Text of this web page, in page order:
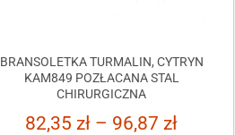
BRANSOLETKA TURMALIN, CYTRYN
KAM849 POZŁACANA STAL
CHIRURGICZNA
82,35 zł – 96,87 zł